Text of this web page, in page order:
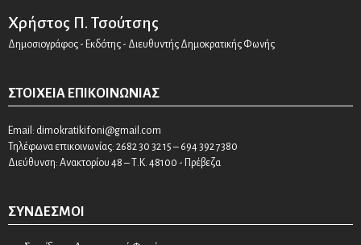
Χρήστος Π. Τσούτσης
Δημοσιογράφος - Εκδότης - Διευθυντής Δημοκρατικής Φωνής
ΣΤΟΙΧΕΊΑ ΕΠΙΚΟΙΝΩΝΊΑΣ
Email: dimokratikifoni@gmail.com
Τηλέφωνα επικοινωνίας: 2682 30 32 15 – 694 392 7380
Διεύθυνση: Ανακτορίου 48 – Τ.Κ. 48100 - Πρέβεζα
ΣΎΝΔΕΣΜΟΙ